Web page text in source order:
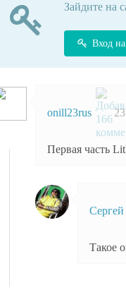
Зайдите на
Вход
onill23rus
Первая часть
Такое